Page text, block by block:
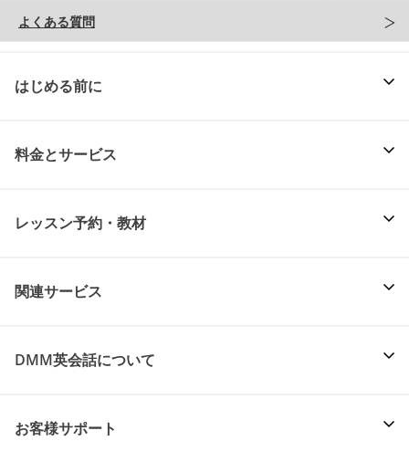
よくある質問
はじめる前に
料金とサービス
レッスン予約・教材
関連サービス
DMM英会話について
お客様サポート